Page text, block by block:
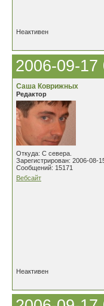
Неактивен
2006-09-17
Саша Коврижных
Редактор
Откуда: С севера.
Зарегистрирован: 2006-08-
Сообщений: 15171
Вебсайт
Неактивен